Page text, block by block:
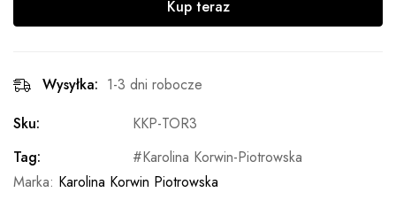
Kup teraz
Wysyłka: 1-3 dni robocze
Sku:
KKP-TOR3
Tag:
Karolina Korwin-Piotrowska
Marka: Karolina Korwin Piotrowska